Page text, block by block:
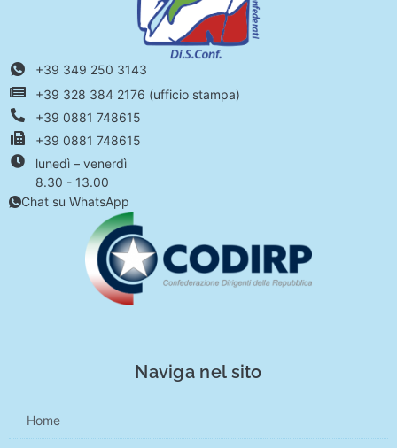
+39 349 250 3143
+39 328 384 2176 (ufficio stampa)
+39 0881 748615
+39 0881 748615
lunedì – venerdì
8.30 - 13.00
Chat su WhatsApp
Naviga nel sito
Home